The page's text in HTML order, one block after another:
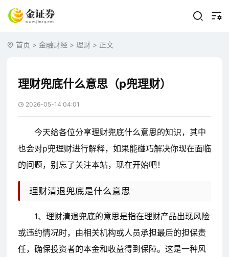
首页 >金融财经 >理财 > 正文
理财兜底什么意思（p兜理财）
2026-05-14 04:01
今天给各位分享理财兜底什么意思的知识，其中
也会对p兜理财进行解释，如果能碰巧解决你现在面临
的问题，别忘了关注本站，现在开始吧！
理财清退兜底是什么意思
1、理财清退兜底的意思是指在理财产品出现风险
或违约情况时，由相关机构或人员承担最后的担保责
任，确保投资者的本金和收益得到保障。这是一种风